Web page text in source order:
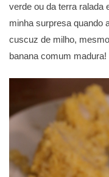
verde ou da terra ralada
minha surpresa quando
cuscuz de milho,
banana comum madura!